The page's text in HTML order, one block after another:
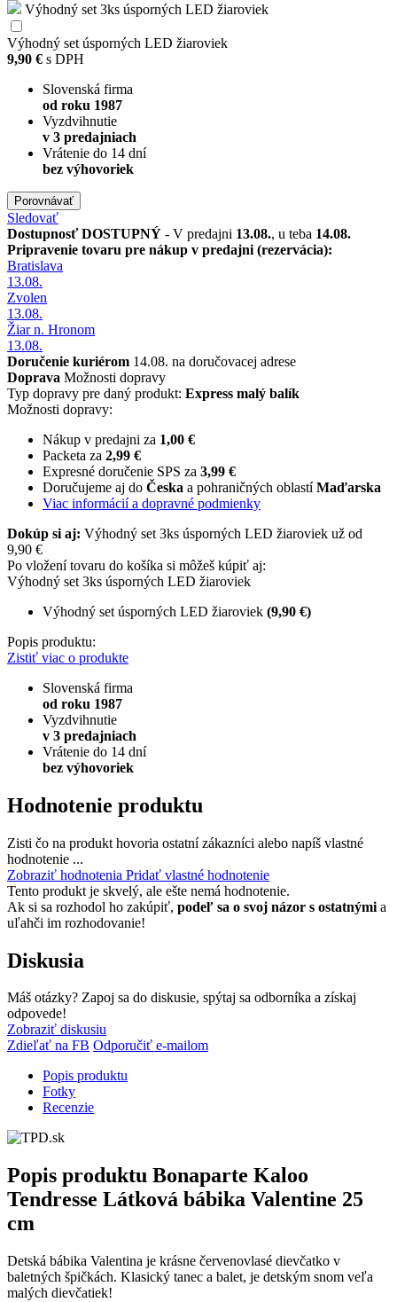
Výhodný set 3ks úsporných LED žiaroviek
Výhodný set úsporných LED žiaroviek
9,90 € s DPH
Slovenská firma
od roku 1987
Vyzdvihnutie
v 3 predajniach
Vrátenie do 14 dní
bez výhovoriek
Porovnávať
Sledovať
DostupnosťDOSTUPNÝ - V predajni 13.08., u teba 14.08.
Pripravenie tovaru pre nákup v predajni (rezervácia):
Bratislava
13.08.
Zvolen
13.08.
Žiar n. Hronom
13.08.
Doručenie kuriérom 14.08. na doručovacej adrese
Doprava Možnosti dopravy
Typ dopravy pre daný produkt: Express malý balík
Možnosti dopravy:
Nákup v predajni za 1,00 €
Packeta za 2,99 €
Expresné doručenie SPS za 3,99 €
Doručujeme aj do Česka a pohraničných oblastíMaďarska
Viac informácií a dopravné podmienky
Dokúp si aj: Výhodný set 3ks úsporných LED žiaroviek už od
9,90 €
Po vložení tovaru do košíka si môžeš kúpiť aj:
Výhodný set 3ks úsporných LED žiaroviek
Výhodný set úsporných LED žiaroviek (9,90 €)
Popis produktu:
Zistiť viac o produkte
Slovenská firma
od roku 1987
Vyzdvihnutie
v 3 predajniach
Vrátenie do 14 dní
bez výhovoriek
Hodnotenie produktu
Zisti čo na produkt hovoria ostatní zákazníci alebo napíš vlastné
hodnotenie ...
Zobraziť hodnotenia Pridať vlastné hodnotenie
Tento produkt je skvelý, ale ešte nemá hodnotenie.
Ak si sa rozhodol ho zakúpiť, podeľ sa o svoj názor s ostatnými a
uľahči im rozhodovanie!
Diskusia
Máš otázky? Zapoj sa do diskusie, spýtaj sa odborníka a získaj
odpovede!
Zobraziť diskusiu
Zdieľať na FB Odporučiť e-mailom
Popis produktu
Fotky
Recenzie
Popis produktu Bonaparte Kaloo
Tendresse Látková bábika Valentine 25
cm
Detská bábika Valentina je krásne červenovlasé dievčatko v
baletných špičkách. Klasický tanec a balet, je detským snom veľa
malých dievčatiek!